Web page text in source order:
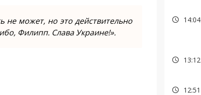
не может, но это действительно
Филипп. Слава Украине!».
14:04
13:12
12:51